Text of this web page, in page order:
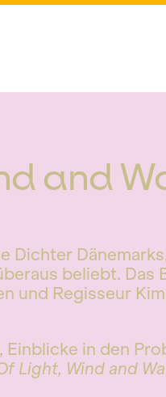
and
beliebt. Das
und Regisseur
in den
Light, Wind and